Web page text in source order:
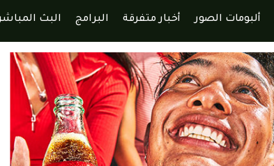
ألبومات الصور أخبار متفرقة البرامج البث